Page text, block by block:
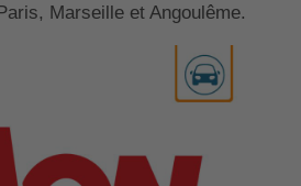
Marseille et Angoulême.